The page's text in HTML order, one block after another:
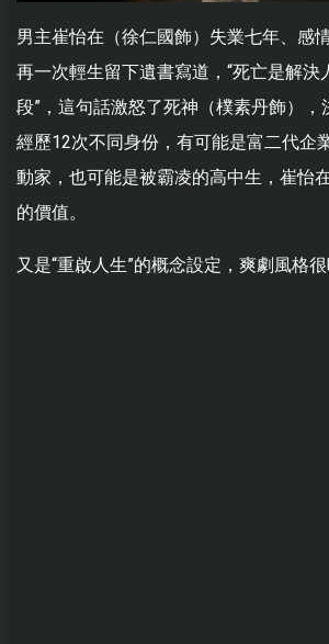
男主崔怡在（徐仁國飾）失業七年、感
再一次輕生留下遺書寫道，“死亡是解決
段”，這句話激怒了死神（樸素丹飾），
經歷12次不同身份，有可能是富二代企
動家，也可能是被霸凌的高中生，崔怡
的價值。
又是“重啟人生”的概念設定，爽劇風格很